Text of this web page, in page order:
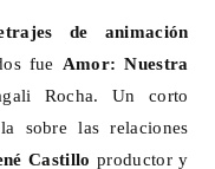
de animación
fue Amor: Nuestra
Rocha. Un corto
sobre las relaciones
Castillo productor y